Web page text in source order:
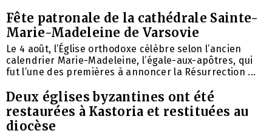
Fête patronale de la cathédrale Sainte-
Marie-Madeleine de Varsovie
Le 4 août, l’Église orthodoxe célèbre selon l’ancien
calendrier Marie-Madeleine, l’égale-aux-apôtres, qui
fut l’une des premières à annoncer la Résurrection ...
Deux églises byzantines ont été
restaurées à Kastoria et restituées au
diocèse